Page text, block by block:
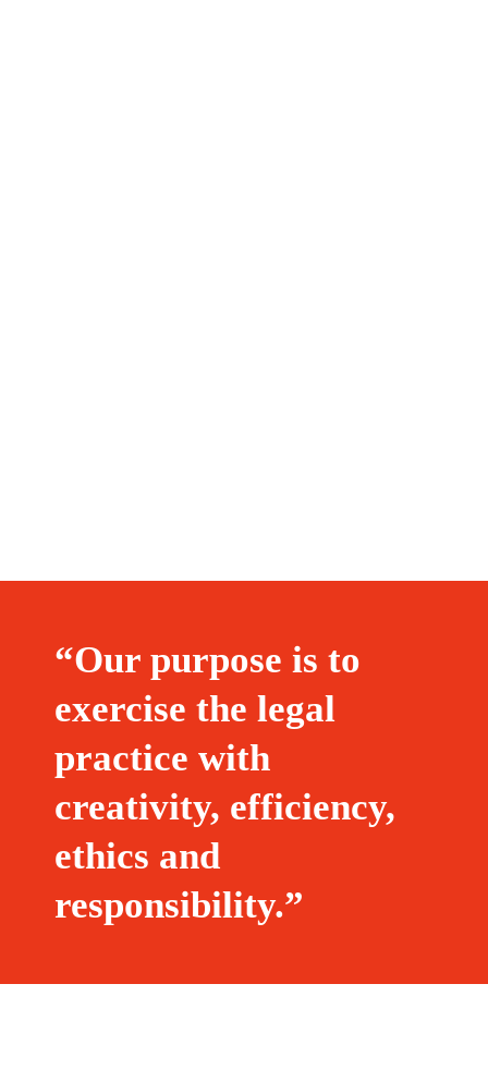
“Our purpose is to
exercise the legal
practice with
creativity, efficiency,
ethics and
responsibility.”